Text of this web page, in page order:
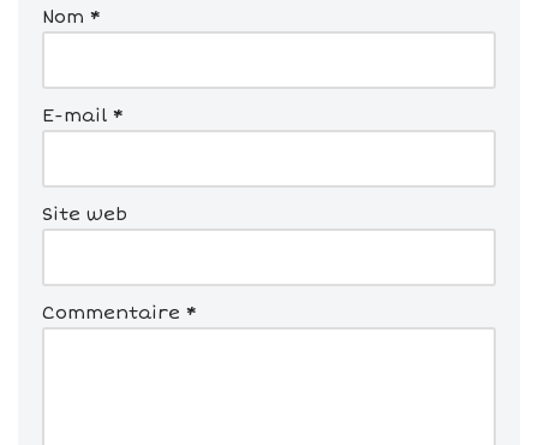
Nom *
E-mail *
Site web
Commentaire *